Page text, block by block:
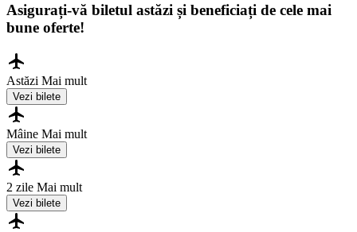
Asigurați-vă biletul astăzi și beneficiați de cele mai
bune oferte!
Astăzi Mai mult
Vezi bilete
Mâine Mai mult
Vezi bilete
2 zile Mai mult
Vezi bilete